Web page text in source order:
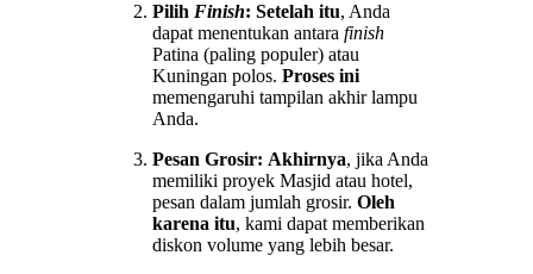
Pilih Finish: Setelah itu, Anda
dapat menentukan antara finish
Patina (paling populer) atau
Kuningan polos. Proses ini
memengaruhi tampilan akhir lampu
Anda.
Pesan Grosir: Akhirnya, jika Anda
memiliki proyek Masjid atau hotel,
pesan dalam jumlah grosir. Oleh
karena itu, kami dapat memberikan
diskon volume yang lebih besar.